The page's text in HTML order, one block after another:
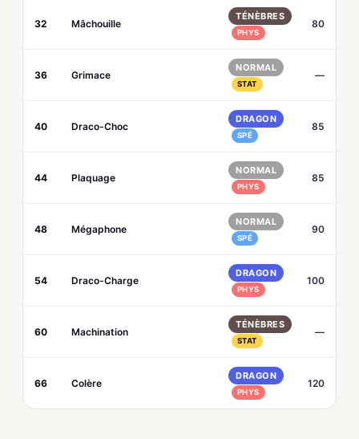
32 Mâchouille
TÉNÈBRES
PHYS
80
36 Grimace
NORMAL
STAT
—
40 Draco-Choc
DRAGON
SPÉ
85
44 Plaquage
NORMAL
PHYS
85
48 Mégaphone
NORMAL
SPÉ
90
54 Draco-Charge
DRAGON
PHYS
100
60 Machination
TÉNÈBRES
STAT
—
66 Colère
DRAGON
PHYS
120